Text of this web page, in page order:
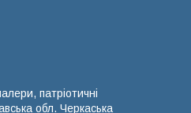
патріотичні
обл. Черкаська